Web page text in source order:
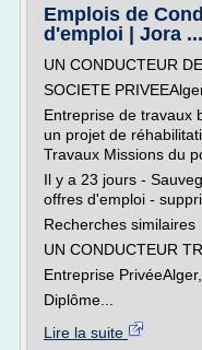
Emplois de
d'emploi | Jora ...
UN CONDUCTEUR
SOCIETE
Entreprise de travaux
un projet de
Travaux Missions du
Il y a 23 jours -
offres d'emploi -
Recherches similaires
UN CONDUCTEUR
Entreprise
Diplôme...
Lire la suite